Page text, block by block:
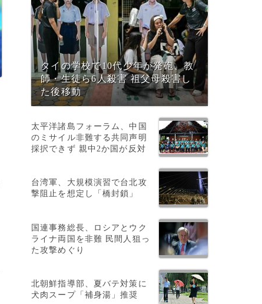
タイの学校で10代少年が発砲、教
師・生徒ら6人殺害 祖父母殺害し
た後移動
太平洋諸島フォーラム、中国
のミサイル非難する共同声明
採択できず 親中2か国が反対
台湾軍、大規模演習で台北攻
撃阻止を想定し「橋封鎖」
国連事務総長、ロシアとウク
ライナ両国を非難 民間人狙っ
た攻撃めぐり
北朝鮮指導部、夏バテ対策に
犬肉スープ「補身湯」推奨